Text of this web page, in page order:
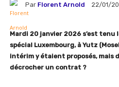
Par Florent Arnold 22/01/
Mardi 20 janvier 2026 s’est tenu
spécial Luxembourg, à Yutz
intérim y étaient proposés, mais
décrocher un contrat ?